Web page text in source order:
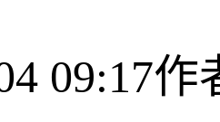
09:17作